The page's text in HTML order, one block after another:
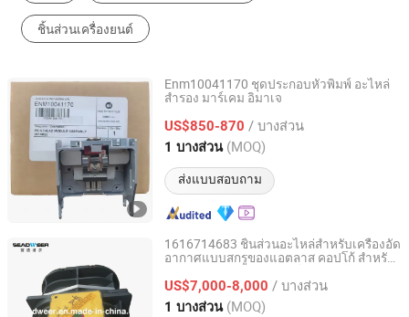
ชิ้นส่วนเครื่องยนต์
Enm10041170 ชุดประกอบหัวพิมพ์ อะไหล่
สำรอง มาร์เคม อิมาเจ
US$850-870 / บางส่วน
1 บางส่วน (MOQ)
ส่งแบบสอบถาม
Hangzhou Codewel New Material Co., Ltd.
Zhejiang, China อัตราจาก 2022
1616714683 ชิ้นส่วนอะไหล่สำหรับเครื่องอัด
อากาศแบบสกรูของแอตลาส คอปโก้ สำหรับ
หัว
US$7,000-8,000 / บางส่วน
1 บางส่วน (MOQ)
Chengdu Seadweer Air Compressor Co., Ltd.
Sichuan, China อัตราจาก 2018